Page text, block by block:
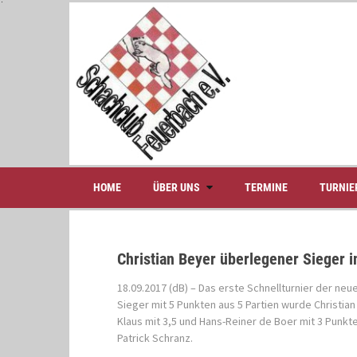
S
t
HOME ÜBER UNS TERMINE
Christian Beyer überlegener Sieger
18.09.2017 (dB) – Das erste Schnellturnier der
Sieger mit 5 Punkten aus 5 Partien wurde
Klaus mit 3,5 und Hans-Reiner de Boer mit 3
Patrick Schranz.